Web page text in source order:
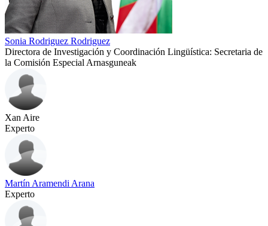
Sonia Rodriguez Rodriguez
Directora de Investigación y Coordinación Lingüística: Secretaria de
la Comisión Especial Arnasguneak
Xan Aire
Experto
Martín Aramendi Arana
Experto